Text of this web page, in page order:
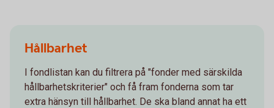
Hållbarhet
I fondlistan kan du filtrera på "fonder med särskilda
hållbarhetskriterier" och få fram fonderna som tar
extra hänsyn till hållbarhet. De ska bland annat ha ett